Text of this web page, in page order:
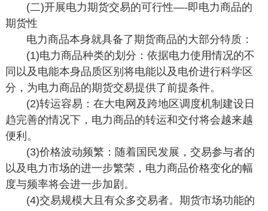
(二)开展电力期货交易的可行性—-即电力商品的
期货性
电力商品本身就具备了期货商品的大部分特质：
(1)电力商品种类的划分：依据电力使用情况的不
同以及电能本身品质区别将电能以及电价进行科学区
分，为电力商品的期货交易提供了前提条件。
(2)转运容易：在大电网及跨地区调度机制建设日
趋完善的情况下，电力商品的转运和交付将会越来越
便利。
(3)价格波动频繁：随着国民发展，交易参与者的
以及电力市场的进一步繁荣，电力商品价格变化的幅
度与频率将会进一步加剧。
(4)交易规模大且有众多交易者。期货市场功能的